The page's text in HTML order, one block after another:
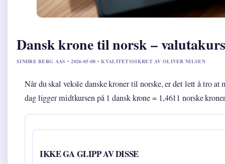
Dansk krone til norsk –
SINDRE BERG AAS • 2026-05-08 • KVALITETSSIKRET AV OLIVER NILSEN
Når du skal veksle danske kroner til norske, er det lett å tro
dag ligger midtkursen på 1 dansk krone = 1,4611 norske
IKKE GA GLIPP AV DISSE